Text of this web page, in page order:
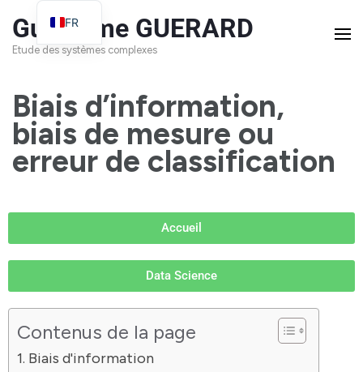
Guillaume GUERARD
Etude des systèmes complexes
Biais d’information,
biais de mesure ou
erreur de classification
Accueil
Data Science
Contenus de la page
Biais d'information
FR
EN